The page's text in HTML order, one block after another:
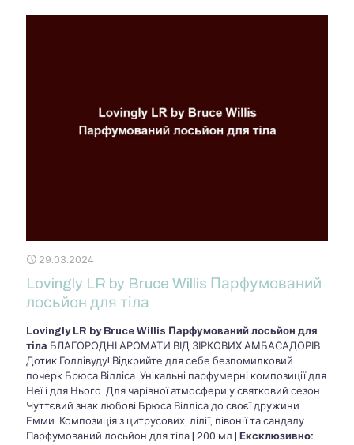
29.03.2024
Lovingly LR by Bruce Willis Парфумований
лосьйон для тіла
Lovingly LR by Bruce Willis Парфумований лосьйон для
тіла БЛАГОРОДНІ АРОМАТИ ВІД ЗІРКОВИХ АМБАСАДОРІВ
Дотик Голлівуду! Відкрийте для себе безпомилковий
почерк Брюса Вілліса. Унікальні парфумерні композиції для
Неї і для Нього. Для чарівної атмосфери у святковий сезон.
Чуттєвий знак любові Брюса Вілліса до своєї дружини
Емми. Композиція з цитрусових, лілії, півонії та сандалу.
Парфумований лосьйон для тіла | 200 мл |
Ексклюзивно: